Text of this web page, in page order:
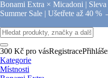
Bonami Extra × Micadoni |
Summer Sale | Ušetřete až 40 %
300 Kč pro vásRegistrace
Kategorie
Místnosti